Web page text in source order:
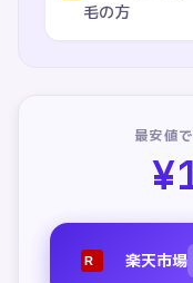
毛の方
最安値
¥
R 楽天市場